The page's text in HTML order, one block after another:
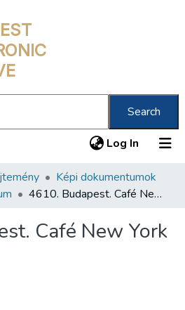
Search
Log In (current)
Képi dokumentumok
4610. Budapest. Café New York
Café New York